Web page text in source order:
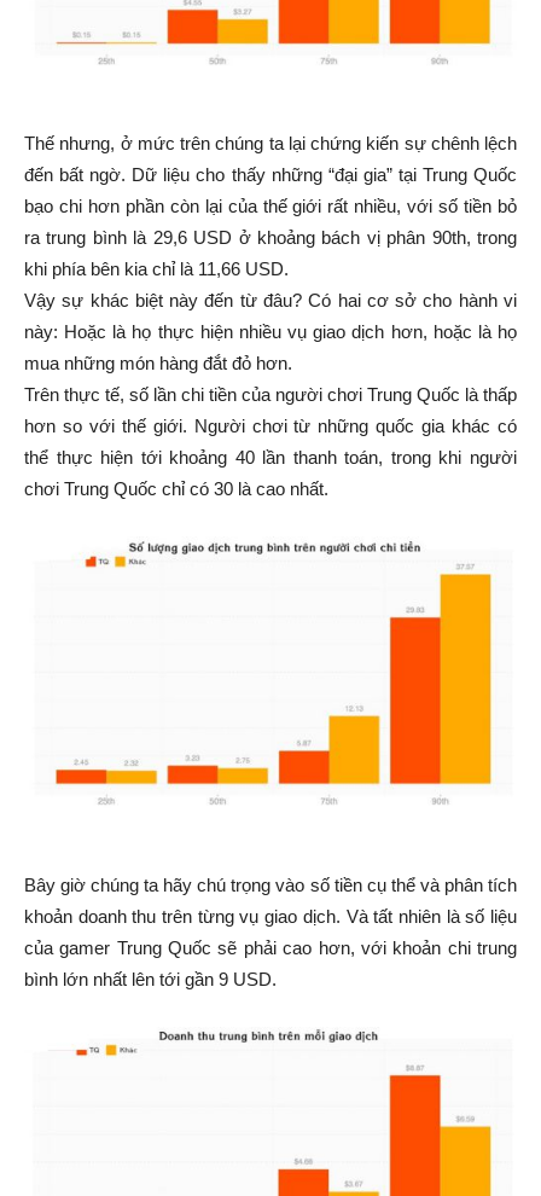
Thế nhưng, ở mức trên chúng ta lại chứng kiến sự chênh lệch
đến bất ngờ. Dữ liệu cho thấy những “đại gia” tại Trung Quốc
bạo chi hơn phần còn lại của thế giới rất nhiều, với số tiền bỏ
ra trung bình là 29,6 USD ở khoảng bách vị phân 90th, trong
khi phía bên kia chỉ là 11,66 USD.
Vậy sự khác biệt này đến từ đâu? Có hai cơ sở cho hành vi
này: Hoặc là họ thực hiện nhiều vụ giao dịch hơn, hoặc là họ
mua những món hàng đắt đỏ hơn.
Trên thực tế, số lần chi tiền của người chơi Trung Quốc là thấp
hơn so với thế giới. Người chơi từ những quốc gia khác có
thể thực hiện tới khoảng 40 lần thanh toán, trong khi người
chơi Trung Quốc chỉ có 30 là cao nhất.
Bây giờ chúng ta hãy chú trọng vào số tiền cụ thể và phân tích
khoản doanh thu trên từng vụ giao dịch. Và tất nhiên là số liệu
của gamer Trung Quốc sẽ phải cao hơn, với khoản chi trung
bình lớn nhất lên tới gần 9 USD.